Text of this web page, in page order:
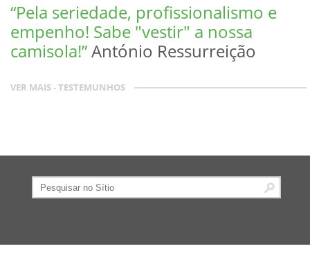
“Pela seriedade, profissionalismo e
empenho! Sabe "vestir" a nossa
camisola!”António Ressurreição
VER MAIS -TESTEMUNHOS
Pesquisar